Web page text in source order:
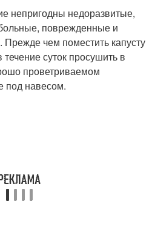
непригодны недоразвитые,
поврежденные и
чем поместить капусту
суток просушить в
проветриваемом
под навесом.